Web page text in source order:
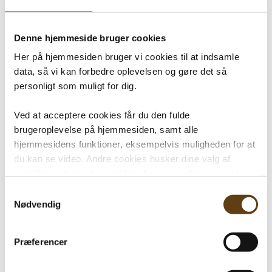
Denne hjemmeside bruger cookies
Her på hjemmesiden bruger vi cookies til at indsamle
data, så vi kan forbedre oplevelsen og gøre det så
personligt som muligt for dig.
Ved at acceptere cookies får du den fulde
brugeroplevelse på hjemmesiden, samt alle
hjemmesidens funktioner, eksempelvis muligheden for at
du kan se video. Andre cookies husker dine valg af
forbindelse med marketing.
Ved at trykke på 'Tillad alle' giver du samtykke til alle
disse formål. Du kan også vælge at tilkendegive, hvilke
Nødvendig
Præferencer
Individuelle øjne
individuelle krav til dine brilleglas. Dine øjne er i kon...
Sundhed
Synsbedrag
Synsbedrag Trækninger i øjet skaber optiske illusioner Synsbedrag
Læs mere
Kampagne